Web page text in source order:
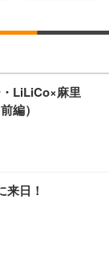
クチェア メッシ
疲れない テレ
度ロッキング機
ね上げ式アーム
ック)
疲れない テレ
度ロッキング機
ター | FlexScan
充電
チ 液晶モニタ
HDMI/DisplayP
型 ワイド 42枚
ルー)
型犬用 26枚入
Amazon.co.jp
マ ペットシーツ
・LiLiCo×麻里
編）
日！